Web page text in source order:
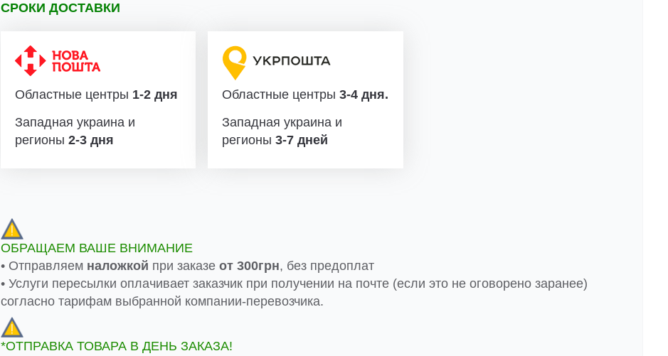
СРОКИ ДОСТАВКИ
Областные центры 1-2 дня
Западная украина и
регионы 2-3 дня
Областные центры 3-4 дня.
Западная украина и
регионы 3-7 дней
ОБРАЩАЕМ ВАШЕ ВНИМАНИЕ
• Отправляем наложкой при заказе от 300грн, без предоплат
• Услуги пересылки оплачивает заказчик при получении на почте (если это не оговорено заранее)
согласно тарифам выбранной компании-перевозчика.
*ОТПРАВКА ТОВАРА В ДЕНЬ ЗАКАЗА!